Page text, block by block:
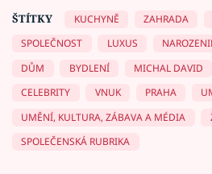
ŠTÍTKY
KUCHYNĚ ZAHRADA
SPOLEČNOST
LUXUS
DŮM
BYDLENÍ MICHAL DAVID
CELEBRITY
VNUK PRAHA
UMĚNÍ, KULTURA, ZÁBAVA A MÉDIA
SPOLEČENSKÁ RUBRIKA